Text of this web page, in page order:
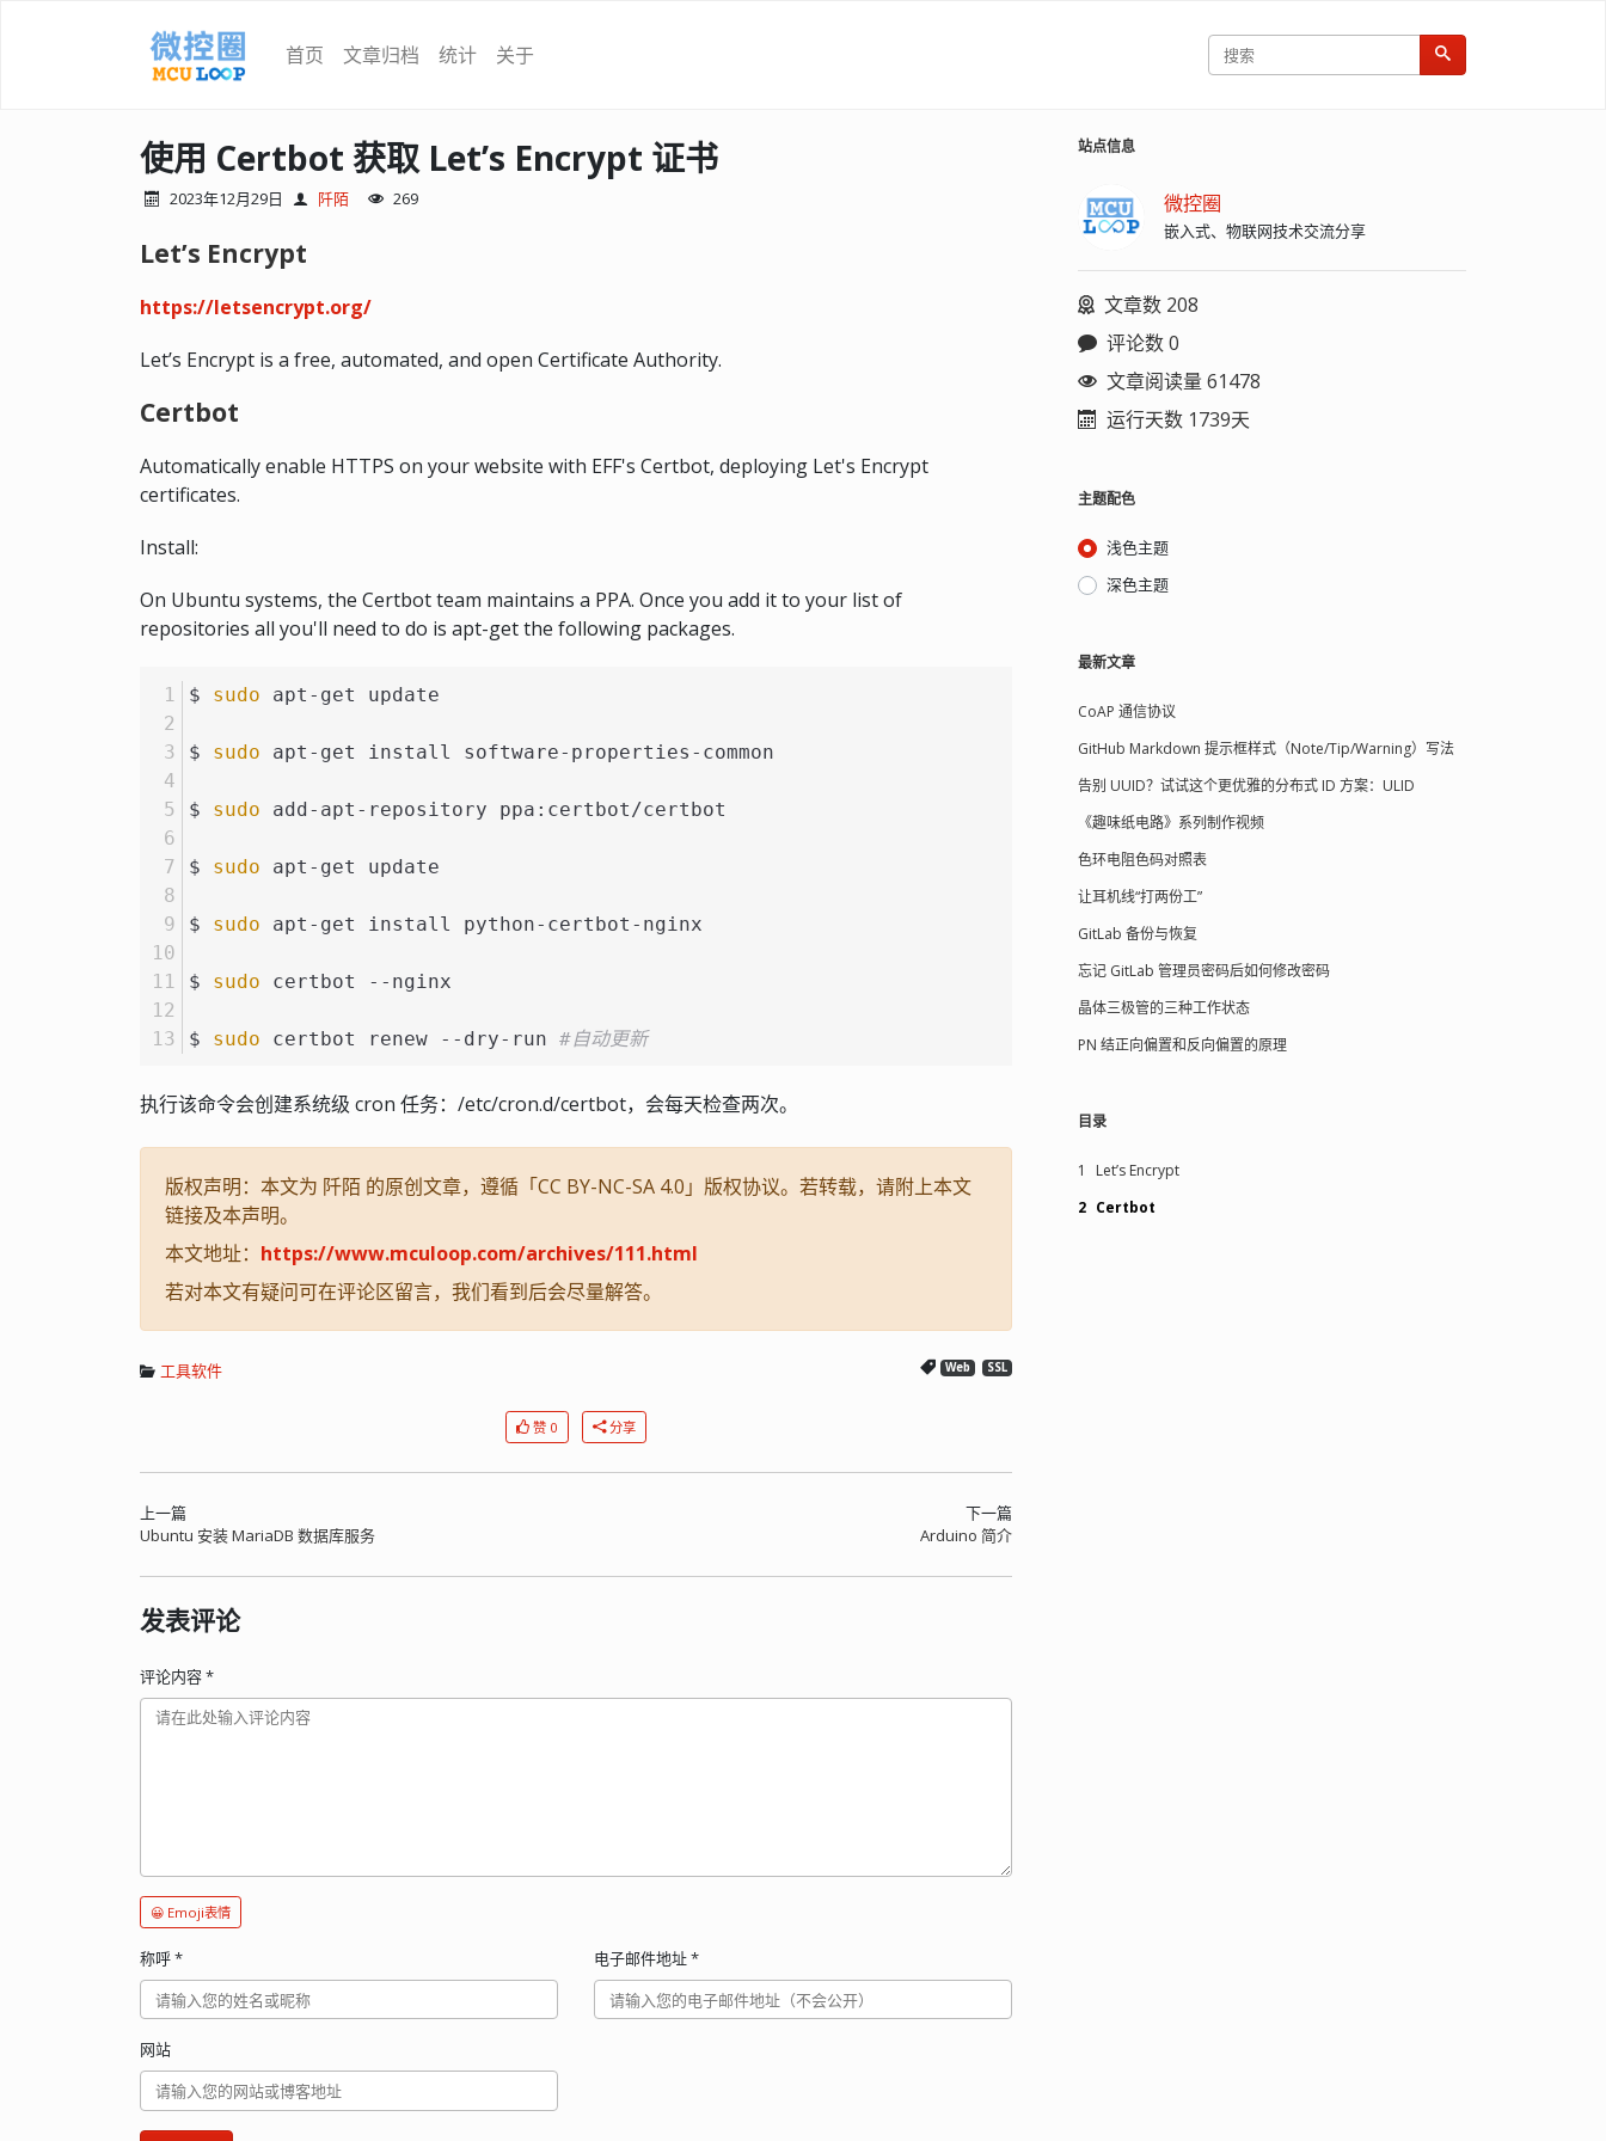
首页 文章归档 统计 关于
使用 Certbot 获取 Let’s Encrypt 证书
2023年12月29日 阡陌 269
Let’s Encrypt
https://letsencrypt.org/
Let’s Encrypt is a free, automated, and open Certificate Authority.
Certbot
Automatically enable HTTPS on your website with EFF's Certbot, deploying Let's Encrypt
certificates.
Install:
On Ubuntu systems, the Certbot team maintains a PPA. Once you add it to your list of
repositories all you'll need to do is apt-get the following packages.
$ sudo apt-get update
$ sudo apt-get install software-properties-common
$ sudo add-apt-repository ppa:certbot/certbot
$ sudo apt-get update
$ sudo apt-get install python-certbot-nginx
$ sudo certbot --nginx
$ sudo certbot renew --dry-run #自动更新
执行该命令会创建系统级 cron 任务：/etc/cron.d/certbot，会每天检查两次。
版权声明：本文为 阡陌 的原创文章，遵循「CC BY-NC-SA 4.0」版权协议。若转载，请附上本文
链接及本声明。
本文地址： https://www.mculoop.com/archives/111.html
若对本文有疑问可在评论区留言，我们看到后会尽量解答。
工具软件 Web SSL
赞 0 分享
上一篇
Ubuntu 安装 MariaDB 数据库服务
下一篇
Arduino 简介
发表评论
评论内容*
😀 Emoji表情
称呼* 电子邮件地址*
网站
站点信息
微控圈
嵌入式、物联网技术交流分享
文章数 208
评论数 0
文章阅读量 61478
运行天数 1739天
主题配色
浅色主题
深色主题
最新文章
CoAP 通信协议
GitHub Markdown 提示框样式（Note/Tip/Warning）写法
告别 UUID？试试这个更优雅的分布式 ID 方案：ULID
《趣味纸电路》系列制作视频
色环电阻色码对照表
让耳机线“打两份工”
GitLab 备份与恢复
忘记 GitLab 管理员密码后如何修改密码
晶体三极管的三种工作状态
PN 结正向偏置和反向偏置的原理
目录
1
Let’s Encrypt
2 Certbot